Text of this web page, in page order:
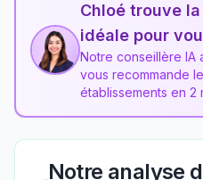
Chloé trouve
idéale pour
Notre conseillère IA
vous recommande
établissements en 2
Notre analyse